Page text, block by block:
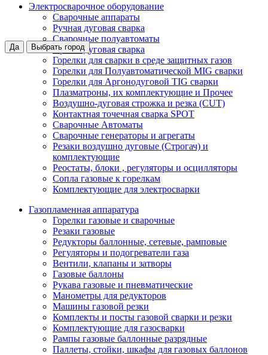
Да Выбрать город
Электросварочное оборудование
Сварочные аппараты
Ручная дуговая сварка
Сварочные полуавтоматы
Аргонодуговая сварка
Горелки для сварки в среде защитных газов
Горелки для Полуавтоматической MIG сварки
Горелки для Аргонодуговой TIG сварки
Плазматроны, их комплектующие и Прочее
Воздушно-дуговая строжка и резка (CUT)
Контактная точечная сварка SPOT
Сварочные Автоматы
Сварочные генераторы и агрегаты
Резаки воздушно дуговые (Строгач) и
комплектующие
Реостаты, блоки , регуляторы и осцилляторы
Сопла газовые к горелкам
Комплектующие для электросварки
Газопламенная аппаратура
Горелки газовые и сварочные
Резаки газовые
Редукторы баллонные, сетевые, рамповые
Регуляторы и подогреватели газа
Вентили, клапаны и затворы
Газовые баллоны
Рукава газовые и пневматические
Манометры для редукторов
Машины газовой резки
Комплекты и посты газовой сварки и резки
Комплектующие для газосварки
Рампы газовые баллонные разрядные
Паллеты, стойки, шкафы для газовых баллонов